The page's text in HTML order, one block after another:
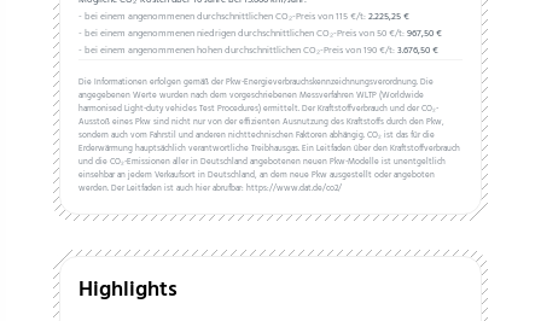
- bei einem angenommenen durchschnittlichen CO₂-Preis von 115 €/t:2.225,25 €
- bei einem angenommenen niedrigen durchschnittlichen CO₂-Preis von 50 €/t:967,50 €
- bei einem angenommenen hohen durchschnittlichen CO₂-Preis von 190 €/t:3.676,50 €
Die Informationen erfolgen gemäß der Pkw-Energieverbrauchskennzeichnungsverordnung. Die
angegebenen Werte wurden nach dem vorgeschriebenen Messverfahren WLTP (Worldwide
harmonised Light-duty vehicles Test Procedures) ermittelt. Der Kraftstoffverbrauch und der CO₂-
Ausstoß eines Pkw sind nicht nur von der effizienten Ausnutzung des Kraftstoffs durch den Pkw,
sondern auch vom Fahrstil und anderen nichttechnischen Faktoren abhängig. CO₂ ist das für die
Erderwärmung hauptsächlich verantwortliche Treibhausgas. Ein Leitfaden über den Kraftstoffverbrauch
und die CO₂-Emissionen aller in Deutschland angebotenen neuen Pkw-Modelle ist unentgeltlich
einsehbar an jedem Verkaufsort in Deutschland, an dem neue Pkw ausgestellt oder angeboten
werden. Der Leitfaden ist auch hier abrufbar: https://www.dat.de/co2/
Highlights